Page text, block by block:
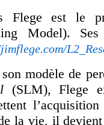
Flege est le
Model).
modèle de
(SLM), Flege
la vie, il